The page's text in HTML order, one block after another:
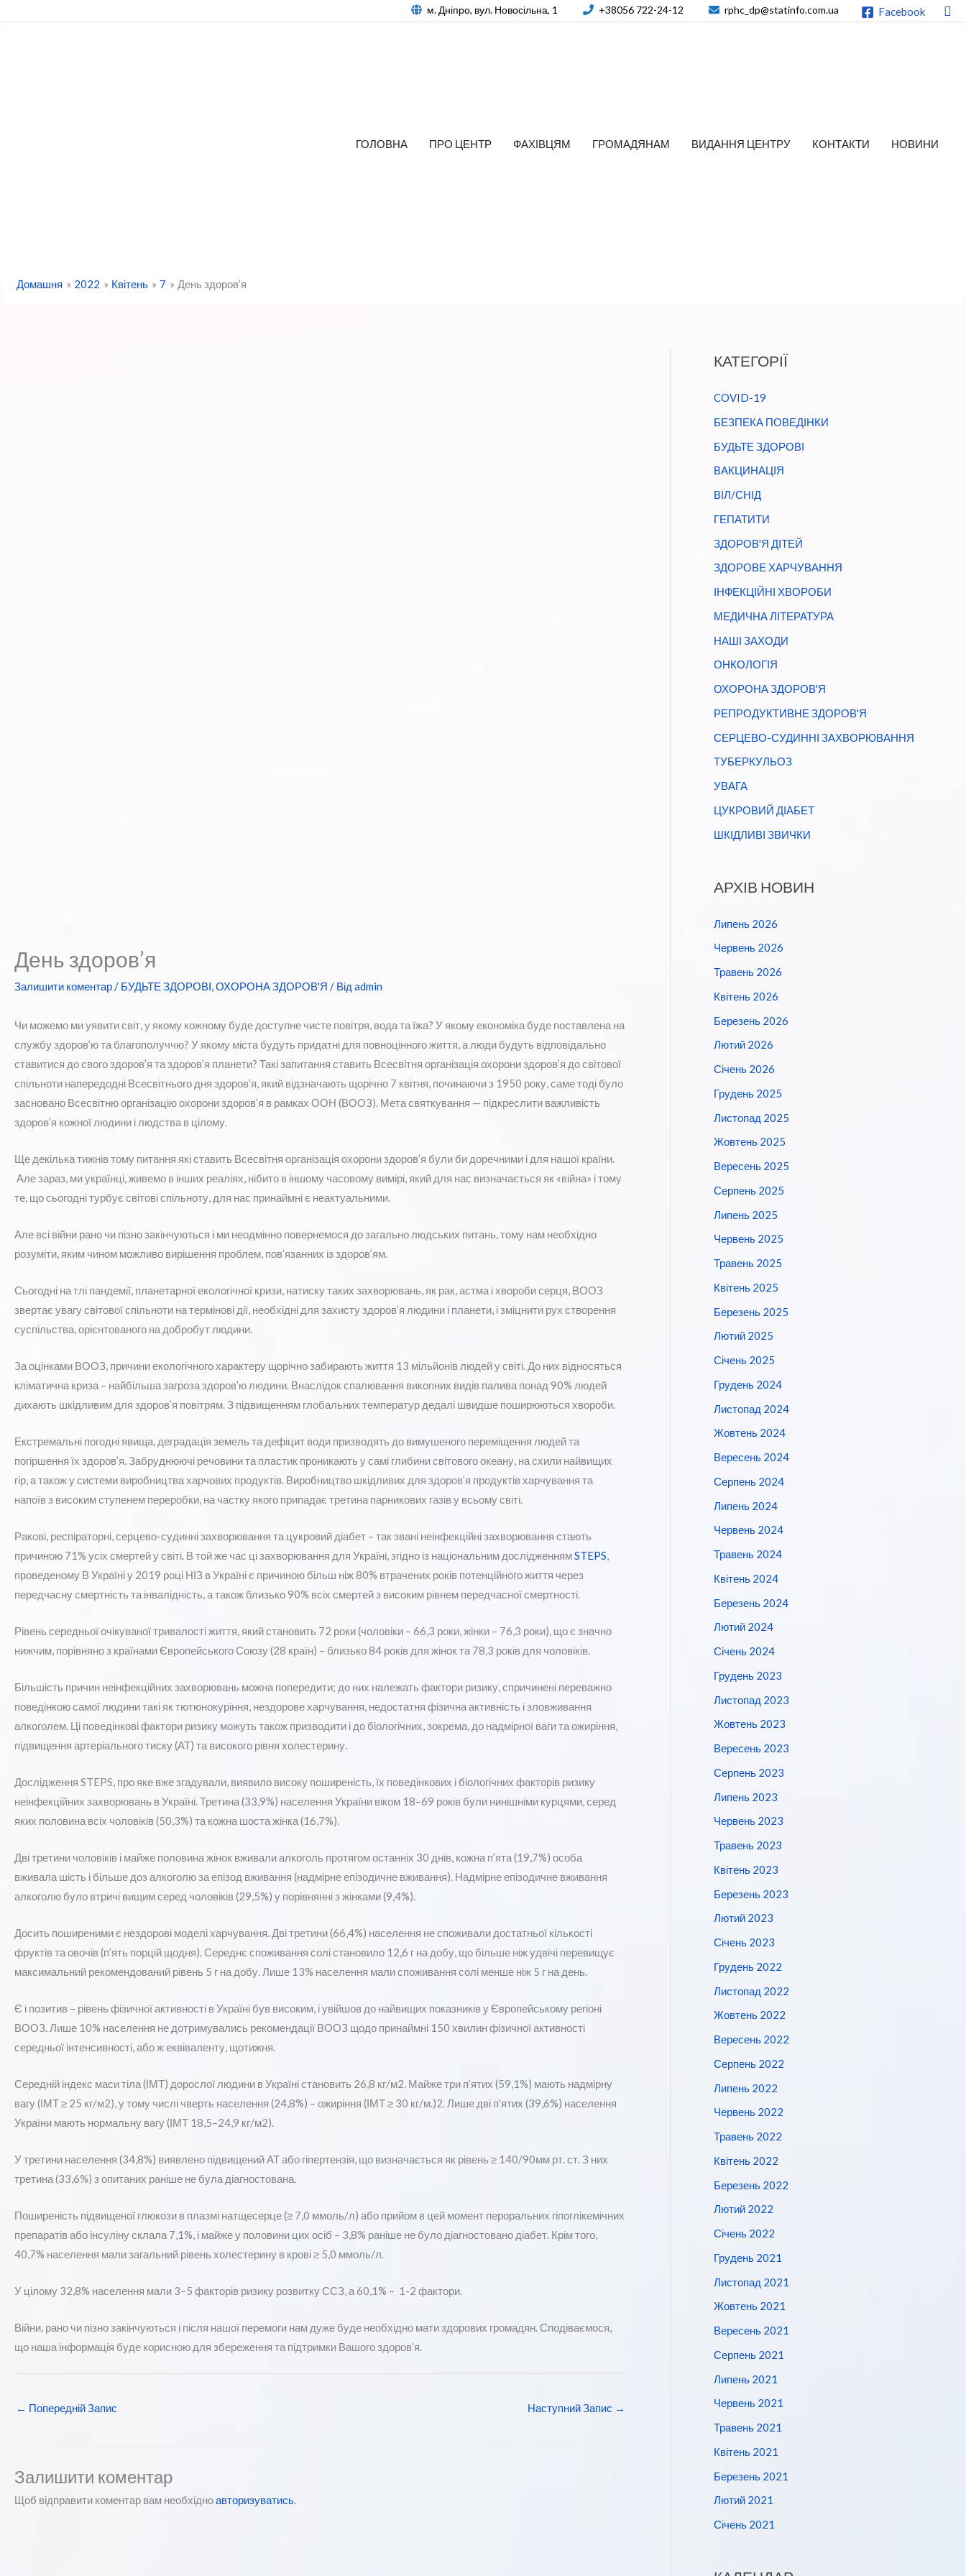
м. Дніпро, вул. Новосільна, 1 +38056 722-24-12 rphc_dp@statinfo.com.ua Facebook
ГОЛОВНА ПРО ЦЕНТР ФАХІВЦЯМ ГРОМАДЯНАМ ВИДАННЯ ЦЕНТРУ КОНТАКТИ НОВИНИ
Домашня 2022 Квітень 7 День здоров’я
День здоров’я
Залишити коментар/ БУДЬТЕ ЗДОРОВІ,ОХОРОНА ЗДОРОВ'Я / Від admin
Чи можемо ми уявити світ, у якому кожному буде доступне чисте повітря, вода та їжа? У якому економіка буде поставлена ​на
службу здоров’ю та благополуччю? У якому міста будуть придатні для повноцінного життя, а люди будуть відповідально
ставитися до свого здоров’я та здоров’я планети? Такі запитання ставить Всесвітня організація охорони здоров’я до світової
спільноти напередодні Всесвітнього дня здоров’я, який відзначають щорічно 7 квітня, починаючи з 1950 року, саме тоді було
засновано Всесвітню організацію охорони здоров’я в рамках ООН (ВООЗ). Мета святкування — підкреслити важливість
здоров’я кожної людини і людства в цілому.
Ще декілька тижнів тому питання які ставить Всесвітня організація охорони здоров’я були би доречними і для нашої країни.
Але зараз, ми українці, живемо в інших реаліях, нібито в іншому часовому вимірі, який для нас визначається як «війна» і тому
те, що сьогодні турбує світові спільноту, для нас принаймні є неактуальними.
Але всі війни рано чи пізно закінчуються і ми неодмінно повернемося до загально людських питань, тому нам необхідно
розуміти, яким чином можливо вирішення проблем, пов’язанних із здоров’ям.
Сьогодні на тлі пандемії, планетарної екологічної кризи, натиску таких захворювань, як рак, астма і хвороби серця, ВООЗ
звертає увагу світової спільноти на термінові дії, необхідні для захисту здоров’я людини і планети, і зміцнити рух створення
суспільства, орієнтованого на добробут людини.
За оцінками ВООЗ, причини екологічного характеру щорічно забирають життя 13 мільйонів людей у ​​світі. До них відносяться
кліматична криза – найбільша загроза здоров’ю людини. Внаслідок спалювання викопних видів палива понад 90% людей
дихають шкідливим для здоров’я повітрям. З підвищенням глобальних температур дедалі швидше поширюються хвороби.
Екстремальні погодні явища, деградація земель та дефіцит води призводять до вимушеного переміщення людей та
погіршення їх здоров’я. Забруднюючі речовини та пластик проникають у самі глибини світового океану, на схили найвищих
гір, а також у системи виробництва харчових продуктів. Виробництво шкідливих для здоров’я продуктів харчування та
напоїв з високим ступенем переробки, на частку якого припадає третина парникових газів у всьому світі.
Ракові, респіраторні, серцево-судинні захворювання та цукровий діабет – так звані неінфекційні захворювання стають
причиною 71% усіх смертей у світі. В той же час ці захворювання для Україні, згідно із національним дослідженнямSTEPS,
проведеному В Україні у 2019 році НІЗ в Україні є причиною більш ніж 80% втрачених років потенційного життя через
передчасну смертність та інвалідність, а також близько 90% всіх смертей з високим рівнем передчасної смертності.
Рівень середньої очікуваної тривалості життя, який становить 72 роки (чоловіки – 66,3 роки, жінки – 76,3 роки), що є значно
нижчим, порівняно з країнами Європейського Союзу (28 країн) – близько 84 років для жінок та 78,3 років для чоловіків.
Більшість причин неінфекційних захворювань можна попередити; до них належать фактори ризику, спричинені переважно
поведінкою самої людини такі як тютюнокуріння, нездорове харчування, недостатня фізична активність і зловживання
алкоголем. Ці поведінкові фактори ризику можуть також призводити і до біологічних, зокрема, до надмірної ваги та ожиріння,
підвищення артеріального тиску (АТ) та високого рівня холестерину.
Дослідження STEPS, про яке вже згадували, виявило високу поширеність, їх поведінкових і біологічних факторів ризику
неінфекційних захворювань в Україні. Третина (33,9%) населення України віком 18–69 років були нинішніми курцями, серед
яких половина всіх чоловіків (50,3%) та кожна шоста жінка (16,7%).
Дві третини чоловіків і майже половина жінок вживали алкоголь протягом останніх 30 днів, кожна п’ята (19,7%) особа
вживала шість і більше доз алкоголю за епізод вживання (надмірне епізодичне вживання). Надмірне епізодичне вживання
алкоголю було втричі вищим серед чоловіків (29,5%) у порівнянні з жінками (9,4%).
Досить поширеними є нездорові моделі харчування. Дві третини (66,4%) населення не споживали достатньої кількості
фруктів та овочів (п’ять порцій щодня). Середнє споживання солі становило 12,6 г на добу, що більше ніж удвічі перевищує
максимальний рекомендований рівень 5 г на добу. Лише 13% населення мали споживання солі менше ніж 5 г на день.
Є і позитив – рівень фізичної активності в Україні був високим, і увійшов до найвищих показників у Європейському регіоні
ВООЗ. Лише 10% населення не дотримувались рекомендації ВООЗ щодо принаймні 150 хвилин фізичної активності
середньої інтенсивності, або ж еквіваленту, щотижня.
Середній індекс маси тіла (ІМТ) дорослої людини в Україні становить 26,8 кг/м2. Майже три п’ятих (59,1%) мають надмірну
вагу (ІМТ ≥ 25 кг/м2), у тому числі чверть населення (24,8%) – ожиріння (ІМТ ≥ 30 кг/м.)2. Лише дві п’ятих (39,6%) населення
України мають нормальну вагу (ІМТ 18,5–24,9 кг/м2).
У третини населення (34,8%) виявлено підвищений АТ або гіпертензія, що визначається як рівень ≥ 140/90мм рт. ст. З них
третина (33,6%) з опитаних раніше не була діагностована.
Поширеність підвищеної глюкози в плазмі натщесерце (≥ 7,0 ммоль/л) або прийом в цей момент пероральних гіпоглікемічних
препаратів або інсуліну склала 7,1%, і майже у половини цих осіб – 3,8% раніше не було діагностовано діабет. Крім того,
40,7% населення мали загальний рівень холестерину в крові ≥ 5,0 ммоль/л.
У цілому 32,8% населення мали 3–5 факторів ризику розвитку ССЗ, а 60,1% – 1-2 фактори.
Війни, рано чи пізно закінчуються і після нашої перемоги нам дуже буде необхідно мати здорових громадян. Сподіваємося,
що наша інформація буде корисною для збереження та підтримки Вашого здоров’я.
← Попередній Запис Наступний Запис →
Залишити коментар
Щоб відправити коментар вам необхідноавторизуватись.
КАТЕГОРІЇ
COVID-19
БЕЗПЕКА ПОВЕДІНКИ
БУДЬТЕ ЗДОРОВІ
ВАКЦИНАЦІЯ
ВІЛ/СНІД
ГЕПАТИТИ
ЗДОРОВ'Я ДІТЕЙ
ЗДОРОВЕ ХАРЧУВАННЯ
ІНФЕКЦІЙНІ ХВОРОБИ
МЕДИЧНА ЛІТЕРАТУРА
НАШІ ЗАХОДИ
ОНКОЛОГІЯ
ОХОРОНА ЗДОРОВ'Я
РЕПРОДУКТИВНЕ ЗДОРОВ'Я
СЕРЦЕВО-СУДИННІ ЗАХВОРЮВАННЯ
ТУБЕРКУЛЬОЗ
УВАГА
ЦУКРОВИЙ ДІАБЕТ
ШКІДЛИВІ ЗВИЧКИ
АРХІВ НОВИН
Липень 2026
Червень 2026
Травень 2026
Квітень 2026
Березень 2026
Лютий 2026
Січень 2026
Грудень 2025
Листопад 2025
Жовтень 2025
Вересень 2025
Серпень 2025
Липень 2025
Червень 2025
Травень 2025
Квітень 2025
Березень 2025
Лютий 2025
Січень 2025
Грудень 2024
Листопад 2024
Жовтень 2024
Вересень 2024
Серпень 2024
Липень 2024
Червень 2024
Травень 2024
Квітень 2024
Березень 2024
Лютий 2024
Січень 2024
Грудень 2023
Листопад 2023
Жовтень 2023
Вересень 2023
Серпень 2023
Липень 2023
Червень 2023
Травень 2023
Квітень 2023
Березень 2023
Лютий 2023
Січень 2023
Грудень 2022
Листопад 2022
Жовтень 2022
Вересень 2022
Серпень 2022
Липень 2022
Червень 2022
Травень 2022
Квітень 2022
Березень 2022
Лютий 2022
Січень 2022
Грудень 2021
Листопад 2021
Жовтень 2021
Вересень 2021
Серпень 2021
Липень 2021
Червень 2021
Травень 2021
Квітень 2021
Березень 2021
Лютий 2021
Січень 2021